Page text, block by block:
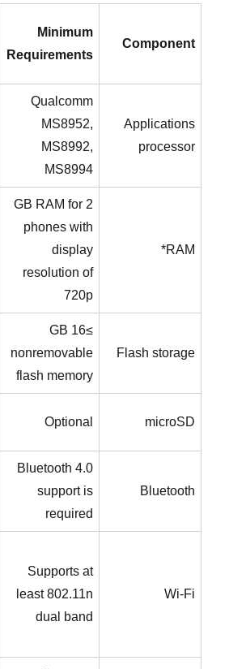
Component
Minimum
Requirements
Applications
processor
Qualcomm
MS8952,
MS8992,
MS8994
RAM
*
2 GB RAM for
phones with
display
resolution of
720p
Flash storage
≥16 GB
nonremovable
flash memory
microSD
Optional
Bluetooth
Bluetooth 4.0
support is
required
Wi-Fi
Supports at
least 802.11n
dual band